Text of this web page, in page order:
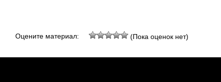
Оцените материал: (Пока оценок нет)